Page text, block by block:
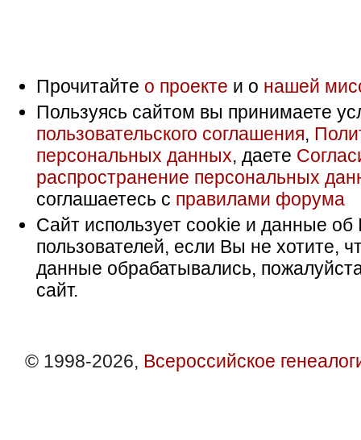
Прочитайте о проекте и о нашей
Пользуясь сайтом вы принимаете
пользовательского соглашения,
персональных данных, даете
распространение персональных
соглашаетесь с правилами форума
Сайт использует cookie и данные об
пользователей, если Вы не хотите,
данные обрабатывались,
сайт.
© 1998-2026, Всероссийское